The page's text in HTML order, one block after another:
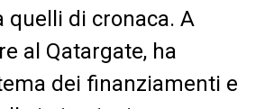
quelli di cronaca. A
al Qatargate, ha
dei finanziamenti e